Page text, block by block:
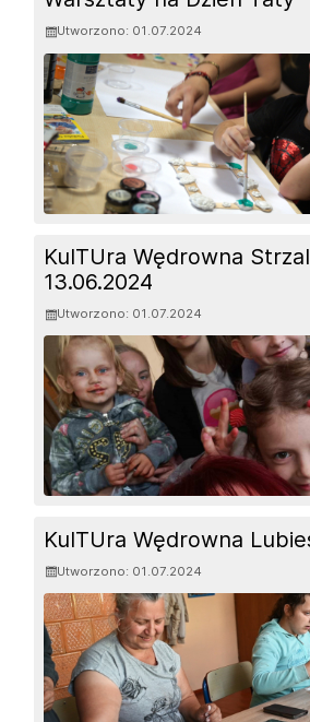
Utworzono: 01.07.2024
KulTUra Wędrowna
13.06.2024
Utworzono: 01.07.2024
KulTUra Wędrowna
Utworzono: 01.07.2024